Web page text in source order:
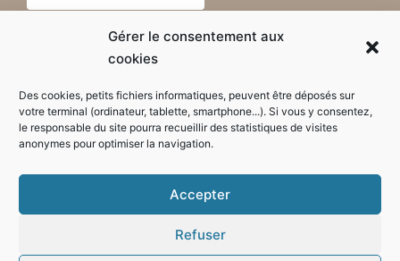
Gérer le consentement aux
cookies
Des cookies, petits fichiers informatiques, peuvent être déposés sur
votre terminal (ordinateur, tablette, smartphone...). Si vous y consentez,
le responsable du site pourra recueillir des statistiques de visites
anonymes pour optimiser la navigation.
Accepter
Refuser
Horaires d'ouverture de la mairie